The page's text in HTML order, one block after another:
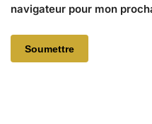
navigateur pour mon